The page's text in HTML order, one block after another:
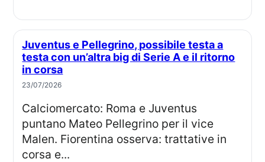
Juventus e Pellegrino, possibile testa a
testa con un’altra big di Serie A e il ritorno
in corsa
23/07/2026
Calciomercato: Roma e Juventus
puntano Mateo Pellegrino per il vice
Malen. Fiorentina osserva: trattative in
corsa e...